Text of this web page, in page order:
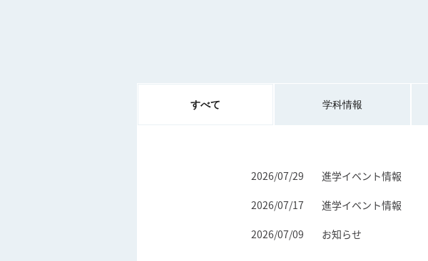
すべて 学科情報
2026/07/29 進学イベント情報
2026/07/17 進学イベント情報
2026/07/09 お知らせ